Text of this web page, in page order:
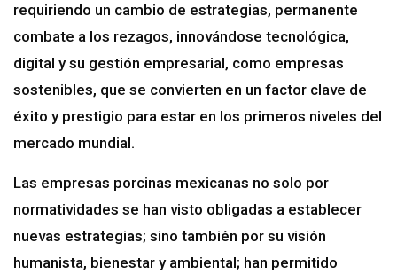
requiriendo un cambio de estrategias, permanente
combate a los rezagos, innovándose tecnológica,
digital y su gestión empresarial, como empresas
sostenibles, que se convierten en un factor clave de
éxito y prestigio para estar en los primeros niveles del
mercado mundial.
Las empresas porcinas mexicanas no solo por
normatividades se han visto obligadas a establecer
nuevas estrategias; sino también por su visión
humanista, bienestar y ambiental; han permitido